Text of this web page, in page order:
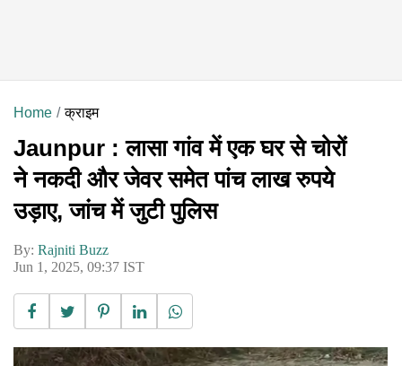
Home क्राइम
Jaunpur : लासा गांव में एक घर से चोरों
ने नकदी और जेवर समेत पांच लाख रुपये
उड़ाए, जांच में जुटी पुलिस
By: Rajniti Buzz
Jun 1, 2025, 09:37 IST